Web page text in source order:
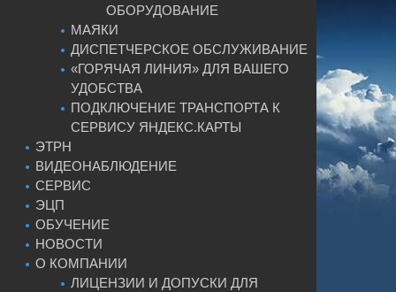
ОБОРУДОВАНИЕ
МАЯКИ
ДИСПЕТЧЕРСКОЕ ОБСЛУЖИВАНИЕ
«ГОРЯЧАЯ ЛИНИЯ» ДЛЯ ВАШЕГО
УДОБСТВА
ПОДКЛЮЧЕНИЕ ТРАНСПОРТА К
СЕРВИСУ ЯНДЕКС.КАРТЫ
ЭТРН
ВИДЕОНАБЛЮДЕНИЕ
СЕРВИС
ЭЦП
ОБУЧЕНИЕ
НОВОСТИ
О КОМПАНИИ
ЛИЦЕНЗИИ И ДОПУСКИ ДЛЯ